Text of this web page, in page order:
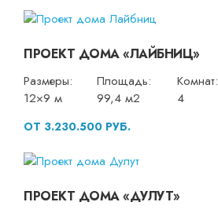
ПРОЕКТ ДОМА «ЛАЙБНИЦ»
Размеры:
12×9 м
Площадь:
99,4 м2
Комнат:
4
ОТ 3.230.500 РУБ.
ПРОЕКТ ДОМА «ДУЛУТ»